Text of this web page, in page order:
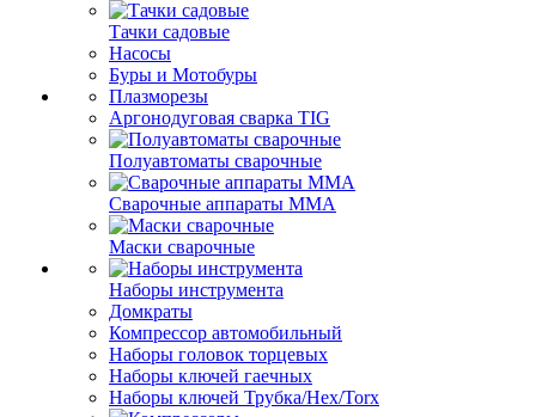
Тачки садовые
Насосы
Буры и Мотобуры
Плазморезы
Аргонодуговая сварка TIG
Полуавтоматы сварочные
Сварочные аппараты ММА
Маски сварочные
Наборы инструмента
Домкраты
Компрессор автомобильный
Наборы головок торцевых
Наборы ключей гаечных
Наборы ключей Трубка/Hex/Torx